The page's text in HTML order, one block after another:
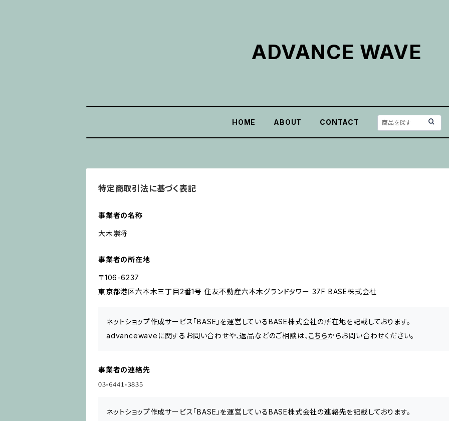
ADVANCE WAVE
HOME ABOUT CONTACT
特定商取引法に基づく表記
事業者の名称
大木崇将
事業者の所在地
〒106-6237
東京都港区六本木三丁目2番1号 住友不動産六本木グランドタワー 37F BASE株式会社
ネットショップ作成サービス「BASE」を運営しているBASE株式会社の所在地を記載しております。
advancewaveに関するお問い合わせや、返品などのご相談は、 こちらからお問い合わせください。
事業者の連絡先
ネットショップ作成サービス「BASE」を運営しているBASE株式会社の連絡先を記載しております。